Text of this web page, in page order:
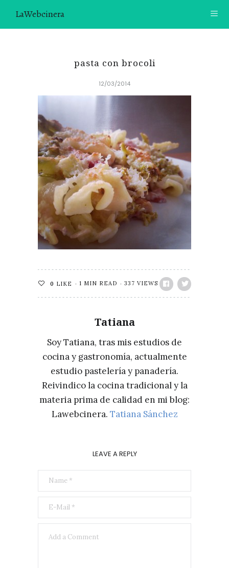
LaWebcinera
CONTACTO
SOBRE MÍ
¿TE GUSTARÍA UNIRTE A NUESTRA AVENTURA GASTRON
ÓMICA?
ÚNETE A LA NEWSLETTER
RECOMENDACIONES
pasta con brocoli
12/03/2014
0 LIKE 1 MIN READ 337 VIEWS
Tatiana
Soy Tatiana, tras mis estudios de
cocina y gastronomía, actualmente
estudio pastelería y panadería.
Reivindico la cocina tradicional y la
materia prima de calidad en mi blog:
Lawebcinera. Tatiana Sánchez
LEAVE A REPLY